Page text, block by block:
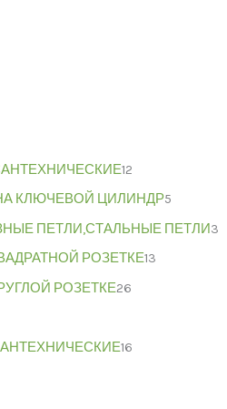
САНТЕХНИЧЕСКИЕ12
НА КЛЮЧЕВОЙ ЦИЛИНДР5
ПЕТЛИ,СТАЛЬНЫЕ ПЕТЛИ3
РОЗЕТКЕ13
РОЗЕТКЕ26
САНТЕХНИЧЕСКИЕ16